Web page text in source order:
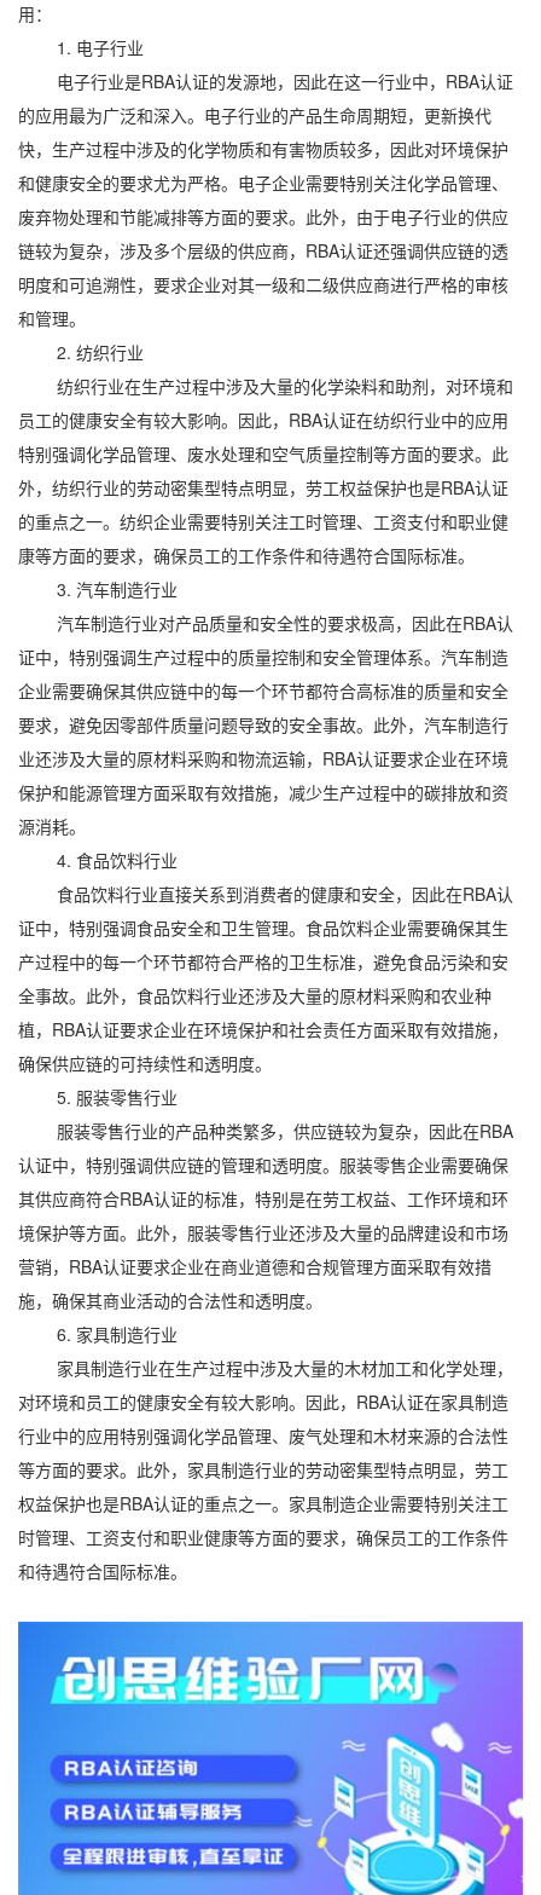
用：
1. 电子行业
电子行业是RBA认证的发源地，因此在这一行业中，RBA认证
的应用最为广泛和深入。电子行业的产品生命周期短，更新换代
快，生产过程中涉及的化学物质和有害物质较多，因此对环境保护
和健康安全的要求尤为严格。电子企业需要特别关注化学品管理、
废弃物处理和节能减排等方面的要求。此外，由于电子行业的供应
链较为复杂，涉及多个层级的供应商，RBA认证还强调供应链的透
明度和可追溯性，要求企业对其一级和二级供应商进行严格的审核
和管理。
2. 纺织行业
纺织行业在生产过程中涉及大量的化学染料和助剂，对环境和
员工的健康安全有较大影响。因此，RBA认证在纺织行业中的应用
特别强调化学品管理、废水处理和空气质量控制等方面的要求。此
外，纺织行业的劳动密集型特点明显，劳工权益保护也是RBA认证
的重点之一。纺织企业需要特别关注工时管理、工资支付和职业健
康等方面的要求，确保员工的工作条件和待遇符合国际标准。
3. 汽车制造行业
汽车制造行业对产品质量和安全性的要求极高，因此在RBA认
证中，特别强调生产过程中的质量控制和安全管理体系。汽车制造
企业需要确保其供应链中的每一个环节都符合高标准的质量和安全
要求，避免因零部件质量问题导致的安全事故。此外，汽车制造行
业还涉及大量的原材料采购和物流运输，RBA认证要求企业在环境
保护和能源管理方面采取有效措施，减少生产过程中的碳排放和资
源消耗。
4. 食品饮料行业
食品饮料行业直接关系到消费者的健康和安全，因此在RBA认
证中，特别强调食品安全和卫生管理。食品饮料企业需要确保其生
产过程中的每一个环节都符合严格的卫生标准，避免食品污染和安
全事故。此外，食品饮料行业还涉及大量的原材料采购和农业种
植，RBA认证要求企业在环境保护和社会责任方面采取有效措施，
确保供应链的可持续性和透明度。
5. 服装零售行业
服装零售行业的产品种类繁多，供应链较为复杂，因此在RBA
认证中，特别强调供应链的管理和透明度。服装零售企业需要确保
其供应商符合RBA认证的标准，特别是在劳工权益、工作环境和环
境保护等方面。此外，服装零售行业还涉及大量的品牌建设和市场
营销，RBA认证要求企业在商业道德和合规管理方面采取有效措
施，确保其商业活动的合法性和透明度。
6. 家具制造行业
家具制造行业在生产过程中涉及大量的木材加工和化学处理，
对环境和员工的健康安全有较大影响。因此，RBA认证在家具制造
行业中的应用特别强调化学品管理、废气处理和木材来源的合法性
等方面的要求。此外，家具制造行业的劳动密集型特点明显，劳工
权益保护也是RBA认证的重点之一。家具制造企业需要特别关注工
时管理、工资支付和职业健康等方面的要求，确保员工的工作条件
和待遇符合国际标准。